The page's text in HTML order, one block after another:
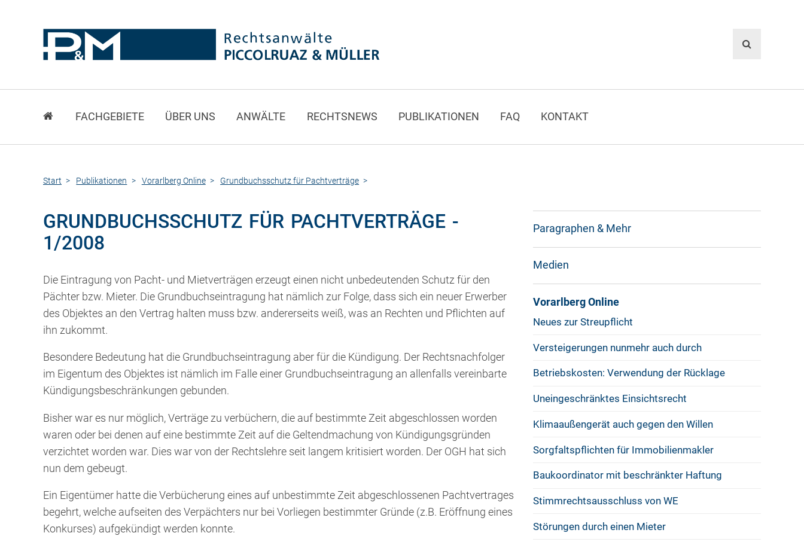
FACHGEBIETE ÜBER UNS ANWÄLTE RECHTSNEWS PUBLIKATIONEN FAQ KONTAKT
Start Publikationen Vorarlberg Online Grundbuchsschutz für Pachtverträge
GRUNDBUCHSSCHUTZ FÜR PACHTVERTRÄGE -
1/2008
Die Eintragung von Pacht- und Mietverträgen erzeugt einen nicht unbedeutenden Schutz für den
Pächter bzw. Mieter. Die Grundbuchseintragung hat nämlich zur Folge, dass sich ein neuer Erwerber
des Objektes an den Vertrag halten muss bzw. andererseits weiß, was an Rechten und Pflichten auf
ihn zukommt.
Besondere Bedeutung hat die Grundbuchseintragung aber für die Kündigung. Der Rechtsnachfolger
im Eigentum des Objektes ist nämlich im Falle einer Grundbuchseintragung an allenfalls vereinbarte
Kündigungsbeschränkungen gebunden.
Bisher war es nur möglich, Verträge zu verbüchern, die auf bestimmte Zeit abgeschlossen worden
waren oder bei denen auf eine bestimmte Zeit auf die Geltendmachung von Kündigungsgründen
verzichtet worden war. Dies war von der Rechtslehre seit langem kritisiert worden. Der OGH hat sich
nun dem gebeugt.
Ein Eigentümer hatte die Verbücherung eines auf unbestimmte Zeit abgeschlossenen Pachtvertrages
begehrt, welche aufseiten des Verpächters nur bei Vorliegen bestimmter Gründe (z.B. Eröffnung eines
Konkurses) aufgekündigt werden konnte.
Paragraphen & Mehr
Medien
Vorarlberg Online
Neues zur Streupflicht
Versteigerungen nunmehr auch durch
Betriebskosten: Verwendung der Rücklage
Uneingeschränktes Einsichtsrecht
Klimaaußengerät auch gegen den Willen
Sorgfaltspflichten für Immobilienmakler
Baukoordinator mit beschränkter Haftung
Stimmrechtsausschluss von WE
Störungen durch einen Mieter